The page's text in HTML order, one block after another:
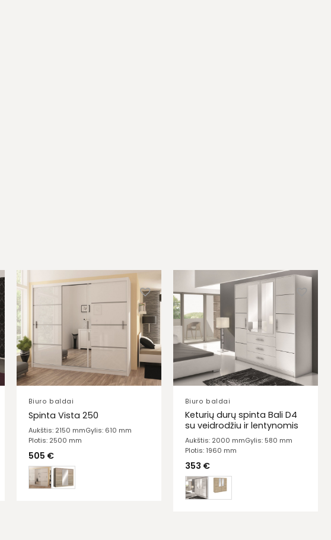
Biuro baldai
Spinta Vista 250
Aukštis: 2150 mmGylis: 610 mm
Plotis: 2500 mm
505 €
Biuro baldai
Keturių durų spinta Bali D4
su veidrodžiu ir lentynomis
Aukštis: 2000 mmGylis: 580 mm
Plotis: 1960 mm
353 €